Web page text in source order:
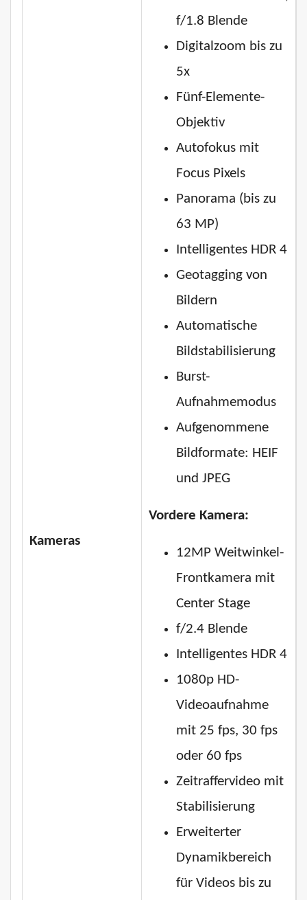
Kameras
f/1.8 Blende
Digitalzoom bis zu
5x
Fünf-Elemente-
Objektiv
Autofokus mit
Focus Pixels
Panorama (bis zu
63 MP)
Intelligentes HDR 4
Geotagging von
Bildern
Automatische
Bildstabilisierung
Burst-
Aufnahmemodus
Aufgenommene
Bildformate: HEIF
und JPEG
Vordere Kamera:
12MP Weitwinkel-
Frontkamera mit
Center Stage
f/2.4 Blende
Intelligentes HDR 4
1080p HD-
Videoaufnahme
mit 25 fps, 30 fps
oder 60 fps
Zeitraffervideo mit
Stabilisierung
Erweiterter
Dynamikbereich
für Videos bis zu